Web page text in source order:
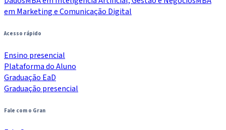
em Marketing e Comunicação Digital
Acesso rápido
Ensino presencial
Plataforma do Aluno
Graduação EaD
Graduação presencial
Fale com o Gran